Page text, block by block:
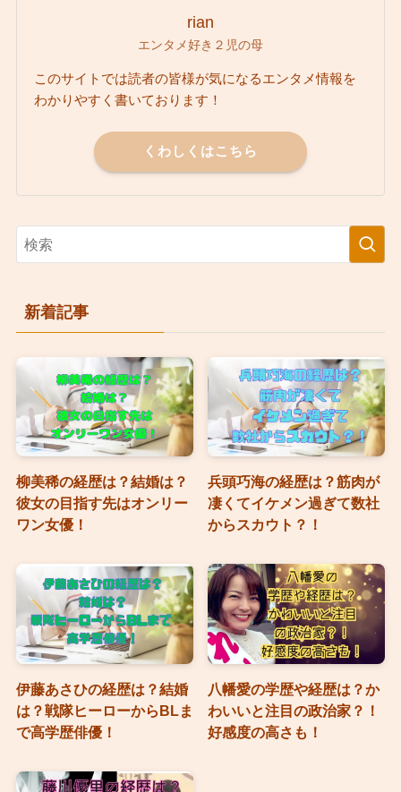
rian
エンタメ好き２児の母
このサイトでは読者の皆様が気になるエンタメ情報を
わかりやすく書いております！
くわしくはこちら
新着記事
柳美稀の経歴は？結婚は？
彼女の目指す先はオンリー
ワン女優！
兵頭巧海の経歴は？筋肉が
凄くてイケメン過ぎて数社
からスカウト？！
伊藤あさひの経歴は？結婚
は？戦隊ヒーローからBLま
で高学歴俳優！
八幡愛の学歴や経歴は？か
わいいと注目の政治家？！
好感度の高さも！